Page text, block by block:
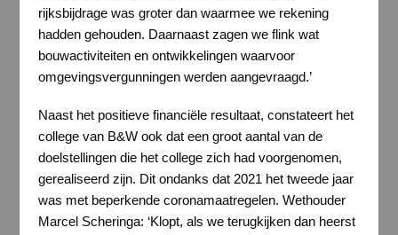
rijksbijdrage was groter dan waarmee we rekening
hadden gehouden. Daarnaast zagen we flink wat
bouwactiviteiten en ontwikkelingen waarvoor
omgevingsvergunningen werden aangevraagd.’
Naast het positieve financiële resultaat, constateert het
college van B&W ook dat een groot aantal van de
doelstellingen die het college zich had voorgenomen,
gerealiseerd zijn. Dit ondanks dat 2021 het tweede jaar
was met beperkende coronamaatregelen. Wethouder
Marcel Scheringa: ‘Klopt, als we terugkijken dan heerst